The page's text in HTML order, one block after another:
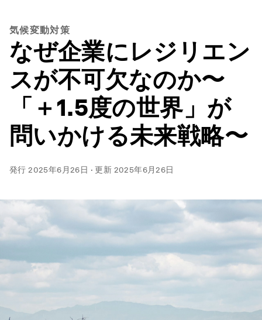
気候変動対策
なぜ企業にレジリエン
スが不可欠なのか〜
「＋1.5度の世界」が
問いかける未来戦略〜
発行2025年6月26日 ·更新 2025年6月26日